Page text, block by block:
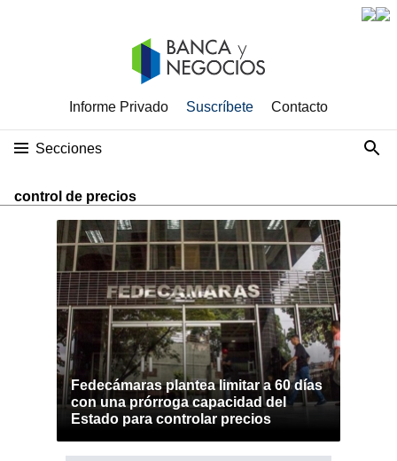
Informe Privado Suscríbete Contacto
Secciones
control de precios
Fedecámaras plantea limitar a 60 días
con una prórroga capacidad del
Estado para controlar precios